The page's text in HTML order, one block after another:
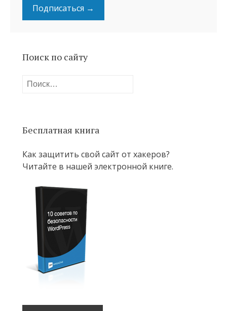
Подписаться →
Поиск по сайту
Найти:
Бесплатная книга
Как защитить свой сайт от хакеров?
Читайте в нашей электронной книге.